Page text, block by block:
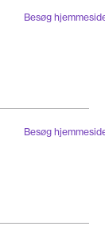
Besøg
Besøg